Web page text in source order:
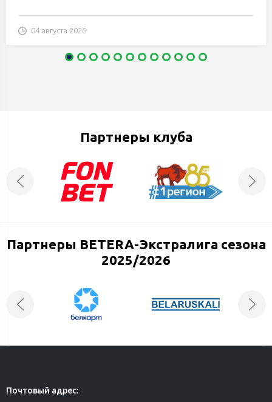
04 августа 2026
Партнеры клуба
Партнеры BETERA-Экстралига сезона
2025/2026
Почтовый адрес: